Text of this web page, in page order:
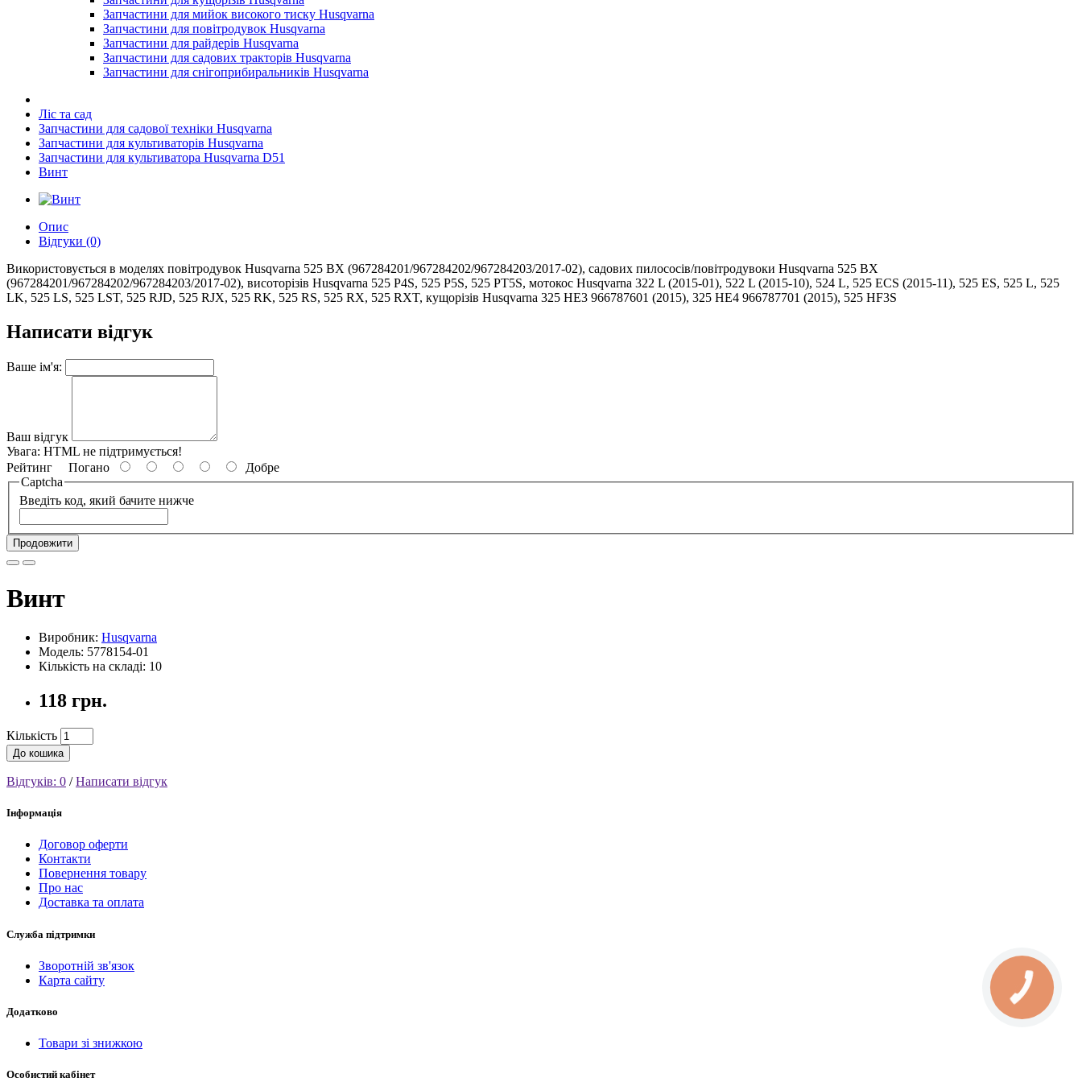
Запчастини для мийок високого тиску Husqvarna
Запчастини для повітродувок Husqvarna
Запчастини для райдерів Husqvarna
Запчастини для садових тракторів Husqvarna
Запчастини для снігоприбиральників Husqvarna
Ліс та сад
Запчастини для садової техніки Husqvarna
Запчастини для культиваторів Husqvarna
Запчастини для культиватора Husqvarna D51
Винт
Опис
Відгуки (0)
Використовується в моделях повітродувок Husqvarna 525 BX (967284201/967284202/967284203/2017-02), садових пилососів/повітродувоки Husqvarna 525 BX
(967284201/967284202/967284203/2017-02), висоторізів Husqvarna 525 P4S, 525 P5S, 525 PT5S, мотокос Husqvarna 322 L (2015-01), 522 L (2015-10), 524 L, 525 ECS (2015-11), 525 ES, 525 L, 525
LK, 525 LS, 525 LST, 525 RJD, 525 RJX, 525 RK, 525 RS, 525 RX, 525 RXT, кущорізів Husqvarna 325 HE3 966787601 (2015), 325 HE4 966787701 (2015), 525 HF3S
Написати відгук
Ваше ім'я:
Ваш відгук
Увага: HTML не підтримується!
Рейтинг Погано
Добре
Captcha
Введіть код, який бачите нижче
Продовжити
Винт
Виробник: Husqvarna
Модель: 5778154-01
Кількість на складі: 10
118 грн.
Кількість
До кошика
Відгуків: 0 /Написати відгук
Інформація
Договор оферти
Контакти
Повернення товару
Про нас
Доставка та оплата
Служба підтримки
Зворотній зв'язок
Карта сайту
Додатково
Товари зі знижкою
Особистий кабінет